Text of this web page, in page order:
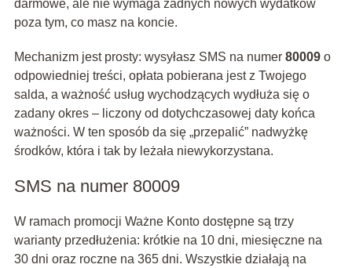
darmowe, ale nie wymaga żadnych nowych wydatków
poza tym, co masz na koncie.
Mechanizm jest prosty: wysyłasz SMS na numer 80009o
odpowiedniej treści, opłata pobierana jest z Twojego
salda, a ważność usług wychodzących wydłuża się o
zadany okres – liczony od dotychczasowej daty końca
ważności. W ten sposób da się „przepalić” nadwyżkę
środków, która i tak by leżała niewykorzystana.
SMS na numer 80009
W ramach promocji Ważne Konto dostępne są trzy
warianty przedłużenia: krótkie na 10 dni, miesięczne na
30 dni oraz roczne na 365 dni. Wszystkie działają na